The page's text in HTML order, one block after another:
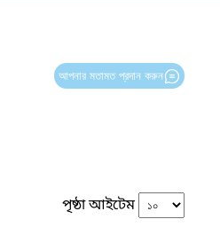
আপনার মতামত প্রদান করুন
পৃষ্ঠা আইটেম